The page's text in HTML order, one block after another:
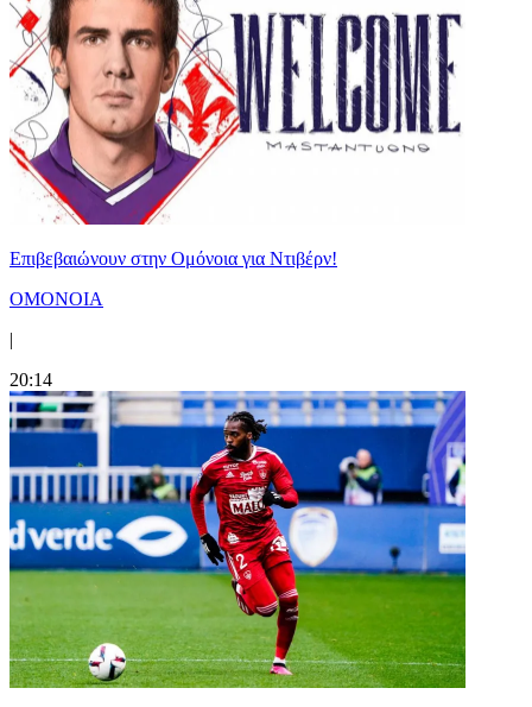
Επιβεβαιώνουν στην Ομόνοια για Ντιβέρν!
ΟΜΟΝΟΙΑ
|
20:14